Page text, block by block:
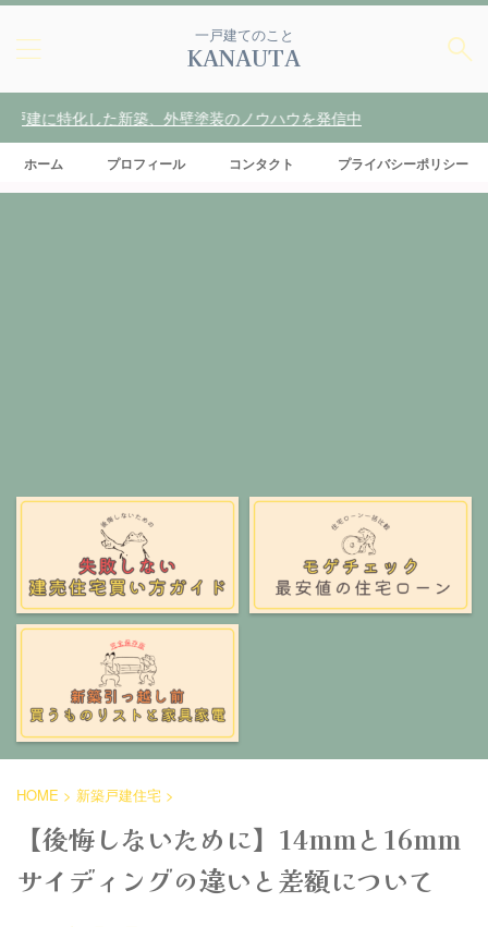
一戸建てのこと
KANAUTA
新築、外壁塗装のノウハウを発信中
ホーム プロフィール コンタクト プライバシーポリシー
HOME > 新築戸建住宅 >
【後悔しないために】14mmと16mm
サイディングの違いと差額について